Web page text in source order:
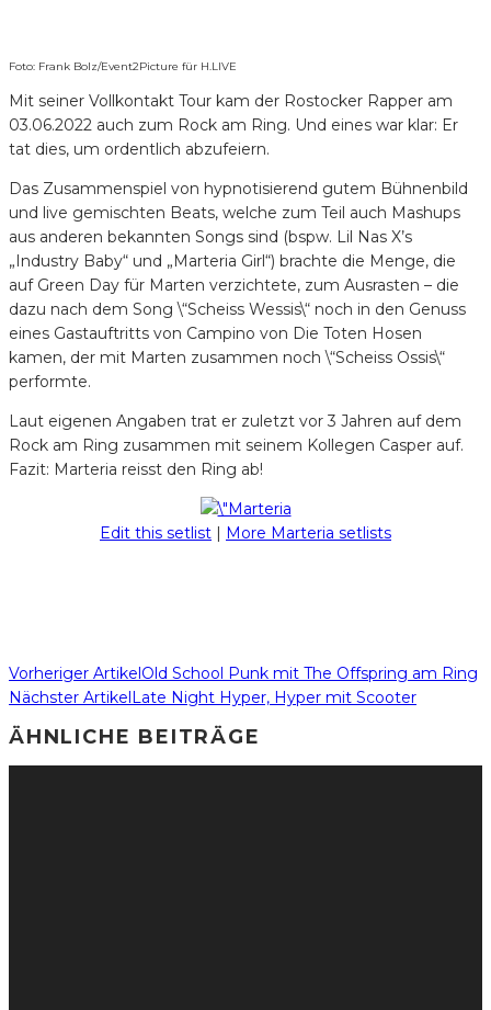
Foto: Frank Bolz/Event2Picture für H.LIVE
Mit seiner Vollkontakt Tour kam der Rostocker Rapper am
03.06.2022 auch zum Rock am Ring. Und eines war klar: Er
tat dies, um ordentlich abzufeiern.
Das Zusammenspiel von hypnotisierend gutem Bühnenbild
und live gemischten Beats, welche zum Teil auch Mashups
aus anderen bekannten Songs sind (bspw. Lil Nas X’s
„Industry Baby“ und „Marteria Girl“) brachte die Menge, die
auf Green Day für Marten verzichtete, zum Ausrasten – die
dazu nach dem Song \“Scheiss Wessis\“ noch in den Genuss
eines Gastauftritts von Campino von Die Toten Hosen
kamen, der mit Marten zusammen noch \“Scheiss Ossis\“
performte.
Laut eigenen Angaben trat er zuletzt vor 3 Jahren auf dem
Rock am Ring zusammen mit seinem Kollegen Casper auf.
Fazit: Marteria reisst den Ring ab!
Edit this setlist | More Marteria setlists
Vorheriger ArtikelOld School Punk mit The Offspring am Ring
Nächster ArtikelLate Night Hyper, Hyper mit Scooter
ÄHNLICHE BEITRÄGE